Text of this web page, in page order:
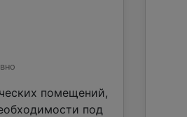
помещений,
под